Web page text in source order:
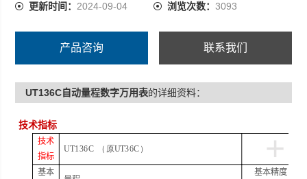
更新时间： 2024-09-04 浏览次数： 3093
产品咨询 联系我们
UT136C自动量程数字万用表的详细资料：
技术指标
+
技术
指标
UT1 36C （原UT36C）
基本
基本精度